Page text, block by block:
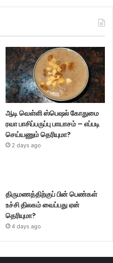
ஆடி வெள்ளி ஸ்பெஷல் கோதுமை
ரவா பாசிப்பருப்பு பாயாசம் – எப்படி
செய்யணும் தெரியுமா?
2 days ago
திருமணத்திற்குப் பின் பெண்கள்
உச்சி திலகம் வைப்பது ஏன்
தெரியுமா?
4 days ago